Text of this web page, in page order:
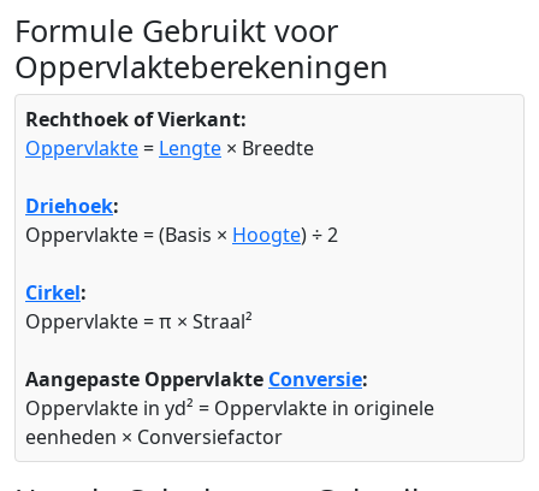
Formule Gebruikt voor
Oppervlakteberekeningen
Rechthoek of Vierkant:
Oppervlakte= Lengte × Breedte
Driehoek:
Oppervlakte = (Basis × Hoogte) ÷ 2
Cirkel:
Oppervlakte = π × Straal²
Aangepaste Oppervlakte Conversie:
Oppervlakte in yd² = Oppervlakte in originele
eenheden × Conversiefactor